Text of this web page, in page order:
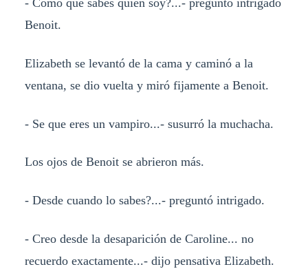
Benoit.
Elizabeth se levantó de la cama y caminó a la
ventana, se dio vuelta y miró fijamente a Benoit.
- Se que eres un vampiro...- susurró la muchacha.
Los ojos de Benoit se abrieron más.
- Desde cuando lo sabes?...- preguntó intrigado.
- Creo desde la desaparición de Caroline... no
recuerdo exactamente...- dijo pensativa Elizabeth.